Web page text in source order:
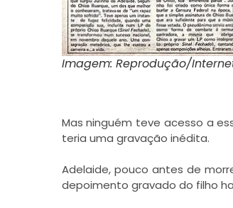
Imagem: Reprodução/
Mas ninguém teve acesso a
teria uma gravação inédita.
Adelaide, pouco antes de
depoimento gravado do filho